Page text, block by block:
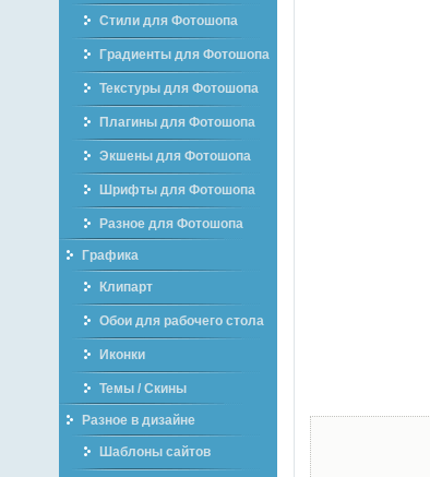
Стили для Фотошопа
Градиенты для Фотошопа
Текстуры для Фотошопа
Плагины для Фотошопа
Экшены для Фотошопа
Шрифты для Фотошопа
Разное для Фотошопа
Графика
Клипарт
Обои для рабочего стола
Иконки
Темы / Скины
Разное в дизайне
Шаблоны сайтов